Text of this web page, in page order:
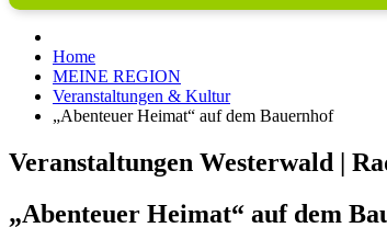
Home
MEINE REGION
Veranstaltungen & Kultur
„Abenteuer Heimat“ auf dem Bauernhof
Veranstaltungen Westerwald |
„Abenteuer Heimat“ auf dem